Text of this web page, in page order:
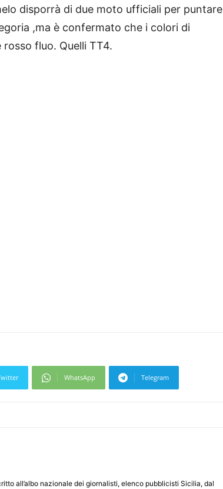
disporrà di due moto ufficiali per puntare
,ma è confermato che i colori di
fluo. Quelli TT4.
WhatsApp Telegram
all’albo nazionale dei giornalisti, elenco pubblicisti Sicilia, dal